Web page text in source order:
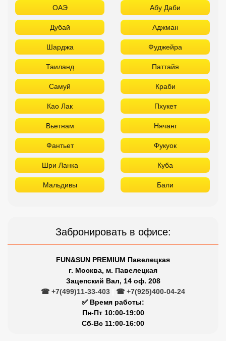
ОАЭ Абу Даби
Дубай Аджман
Шарджа Фуджейра
Таиланд Паттайя
Самуй Краби
Као Лак Пхукет
Вьетнам Нячанг
Фантьет Фукуок
Шри Ланка Куба
Мальдивы Бали
Забронировать в офисе:
FUN&SUN PREMIUM Павелецкая
г. Москва, м. Павелецкая
Зацепский Вал, 14 оф. 208
☎ +7(499)11-33-403
☎ +7(925)400-04-24
✅ Время работы:
Пн-Пт 10:00-19:00
Сб-Вс 11:00-16:00